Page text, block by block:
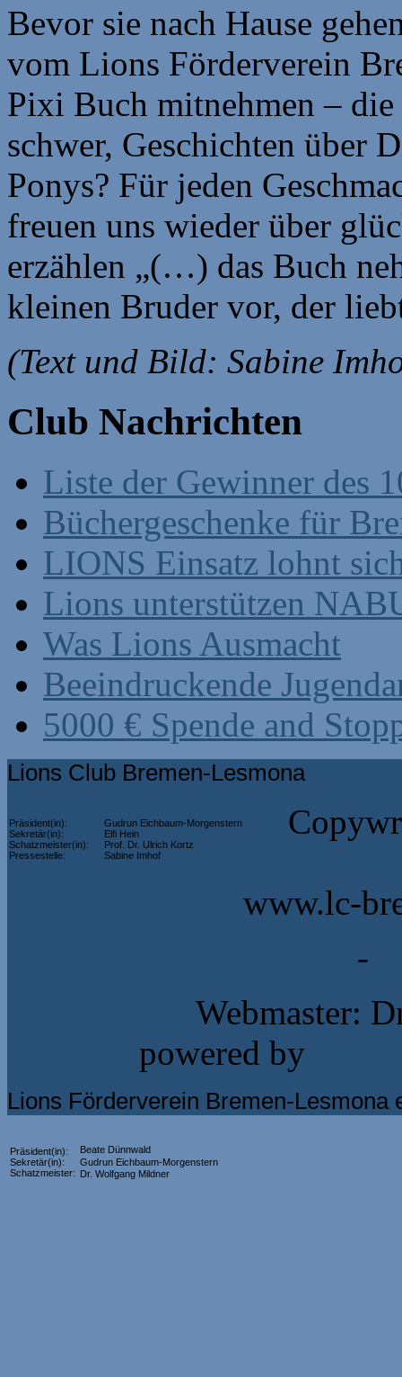
Bevor sie nach Hause
vom Lions Förderverein
Pixi Buch mitnehmen –
schwer, Geschichten über
Ponys? Für jeden
freuen uns wieder über
erzählen „(…) das Buch
kleinen Bruder vor, der
(Text und Bild: Sabine
Club Nachrichten
Liste der Gewinner des
Büchergeschenke für
LIONS Einsatz lohnt
Lions unterstützen
Was Lions Ausmacht
Beeindruckende
5000 € Spende and
Lions Club Bremen-Lesmona
Präsident(in):
Sekretär(in):
Schatzmeister(in):
Pressestelle:
Gudrun Eichbaum-Morgenstern
Elfi Hein
Prof. Dr. Ulrich Kortz
Sabine Imhof
www.lc-
-
Webmaster:
powered by
Lions Förderverein Bremen-Lesmona
Präsident(in):
Sekretär(in):
Schatzmeister:
Beate Dünnwald
Gudrun Eichbaum-Morgenstern
Dr. Wolfgang Mildner